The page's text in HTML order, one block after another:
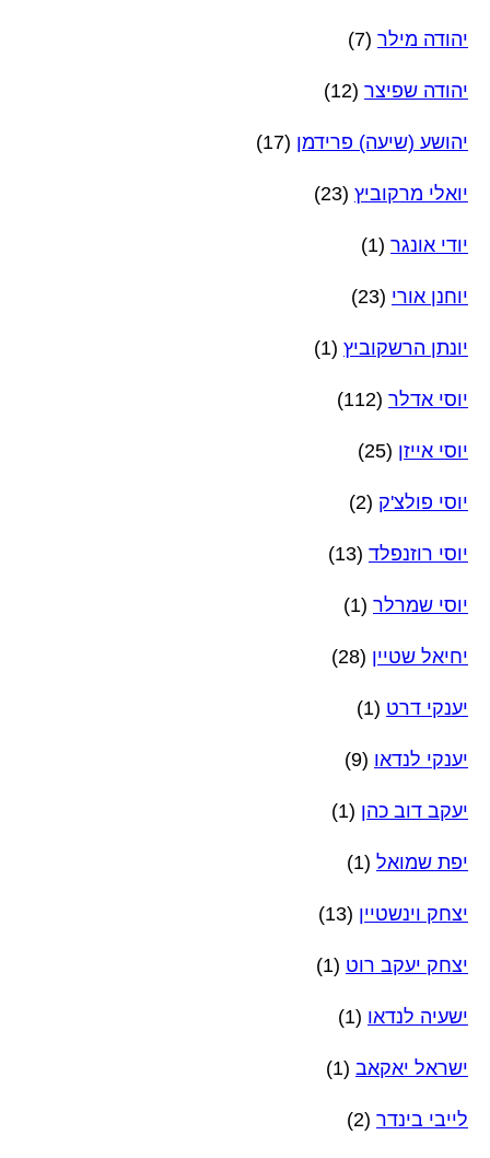
יהודה מילר (7)
יהודה שפיצר (12)
יהושע (שיעה) פרידמן (17)
יואלי מרקוביץ (23)
יודי אונגר (1)
יוחנן אורי (23)
יונתן הרשקוביץ (1)
יוסי אדלר (112)
יוסי אייזן (25)
יוסי פולצ'ק (2)
יוסי רוזנפלד (13)
יוסי שמרלר (1)
יחיאל שטיין (28)
יענקי דרט (1)
יענקי לנדאו (9)
יעקב דוב כהן (1)
יפת שמואל (1)
יצחק וינשטיין (13)
יצחק יעקב רוט (1)
ישעיה לנדאו (1)
ישראל יאקאב (1)
לייבי בינדר (2)